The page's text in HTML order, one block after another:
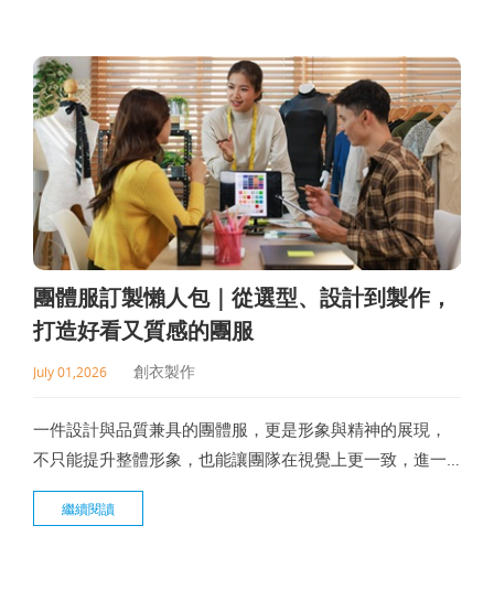
團體服訂製懶人包｜從選型、設計到製作，
打造好看又質感的團服
July 01,2026 創衣製作
一件設計與品質兼具的團體服，更是形象與精神的展現，
不只能提升整體形象，也能讓團隊在視覺上更一致，進一
步強化彼此的凝聚力與認同感。。本文將介紹團體服訂製
的詳細步驟、常見印刷工藝與選材重點，幫助你更了解如
繼續閱讀